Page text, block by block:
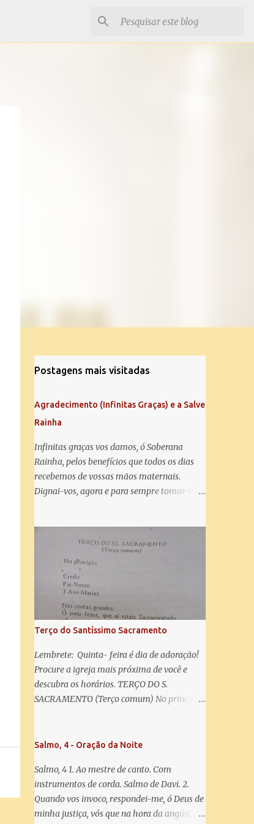
Postagens mais visitadas
Agradecimento (Infinitas Graças) e a Salve
Rainha
Infinitas graças vos damos, ó Soberana
Rainha, pelos benefícios que todos os dias
recebemos de vossas mãos maternais.
Dignai-vos, agora e para sempre tomar-nos
Salve Rainha: Salve Rainha , Mãe de
misericórdia, vida, doçura, esperança nossa,
salve! A vós bradamos os degredados filhos
de Eva, a vós suspiramos, gemendo e
chorando neste vale de lágrimas. Eia, pois,
Advogada nossa, estes vossos olhos
misericordiosos a nós volvei, e depois deste
desterro, mostrai-nos Jesus. Bendito é o
fruto do vosso ventre, ó clemente, ó piedosa,
ó doce e sempre Virgem Maria. Rogai por
nós Santa Mãe de Deus. Para que sejamos
dignos das promessas de Cristo. Amém.
Terço do Santíssimo Sacramento
Lembrete: Quinta- feira é dia de adoração!
Procure a igreja mais próxima de você e
descubra os horários. TERÇO DO S.
SACRAMENTO (Terço comum) No principio:
Sacramentado, não permitais que eu viva
coração ao Vosso e o Vosso ao meu, e, nem
sem Vós morra eu! Nas contas pequenas:
Sacramento de Amor! Misericórdia Senhor!
Glória ao Pai: Cristo pão da vida e remédio
Salmo, 4 - Oração da Noite
Salmo, 4 1. Ao mestre de canto. Com
instrumentos de corda. Salmo de Davi. 2.
Quando vos invoco, respondei-me, ó Deus de
minha justiça, vós que na hora da angústia